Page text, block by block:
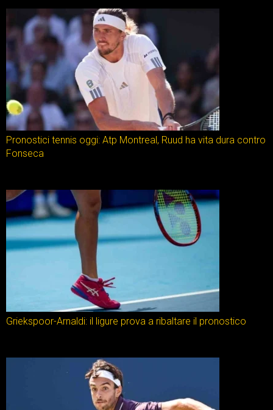
Pronostici tennis oggi: Atp Montreal, Ruud ha vita dura contro
Fonseca
Griekspoor-Arnaldi: il ligure prova a ribaltare il pronostico